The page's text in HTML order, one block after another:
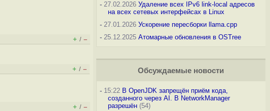
+ / –
+ / –
+ / –
-27.02.2026 Удаление всех IPv6 link-local адресов
на всех сетевых интерфейсах в Linux
-27.01.2026 Ускорение пересборки llama.cpp
-25.12.2025 Атомарные обновления в OSTree
Обсуждаемые новости
-15:22 В OpenJDK запрещён приём кода,
созданного через AI. В NetworkManager
разрешён(54)